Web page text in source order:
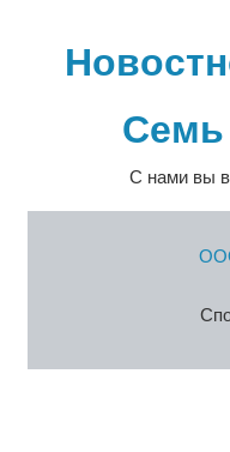
содержимому
Семь
С нами вы